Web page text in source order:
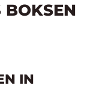
BOKSEN
IN